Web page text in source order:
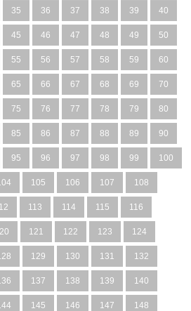
35 36 37 38 39 40
45 46 47 48 49 50
55 56 57 58 59 60
65 66 67 68 69 70
75 76 77 78 79 80
85 86 87 88 89 90
95 96 97 98 99 100
105 106 107 108
113 114 115 116
121 122 123 124
129 130 131 132
137 138 139 140
145 146 147 148